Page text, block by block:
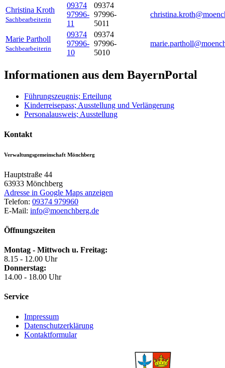
Christina Kroth
Sachbearbeiterin
09374
97996-
11
09374
97996-
5011
Marie Partholl
Sachbearbeiterin
09374
97996-
10
09374
97996-
5010
Informationen aus dem BayernPortal
Führungszeugnis; Erteilung
Kinderreisepass; Ausstellung und Verlängerung
Personalausweis; Ausstellung
Kontakt
Verwaltungsgemeinschaft Mönchberg
Hauptstraße 44
63933 Mönchberg
Adresse in Google Maps anzeigen
Telefon: 09374 979960
E-Mail: info@moenchberg.de
Öffnungszeiten
Montag - Mittwoch u. Freitag:
8.15 - 12.00 Uhr
Donnerstag:
14.00 - 18.00 Uhr
Service
Impressum
Datenschutzerklärung
Kontaktformular